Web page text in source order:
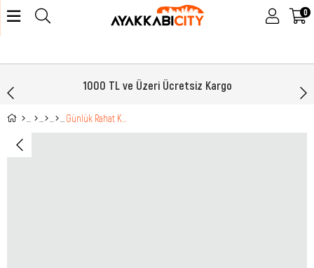
0
1000 TL ve Üzeri Ücretsiz Kargo